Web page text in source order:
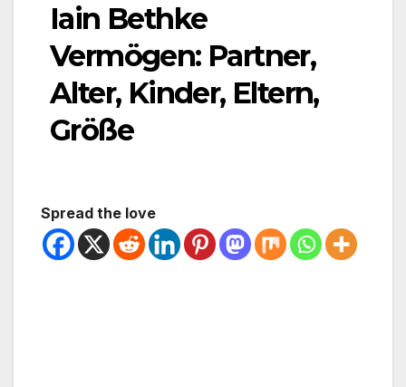
Iain Bethke
Vermögen: Partner,
Alter, Kinder, Eltern,
Größe
Spread the love